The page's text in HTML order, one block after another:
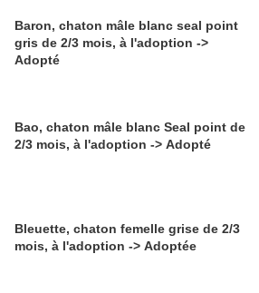
Baron, chaton mâle blanc seal point
gris de 2/3 mois, à l'adoption ->
Adopté
Bao, chaton mâle blanc Seal point de
2/3 mois, à l'adoption -> Adopté
Bleuette, chaton femelle grise de 2/3
mois, à l'adoption -> Adoptée